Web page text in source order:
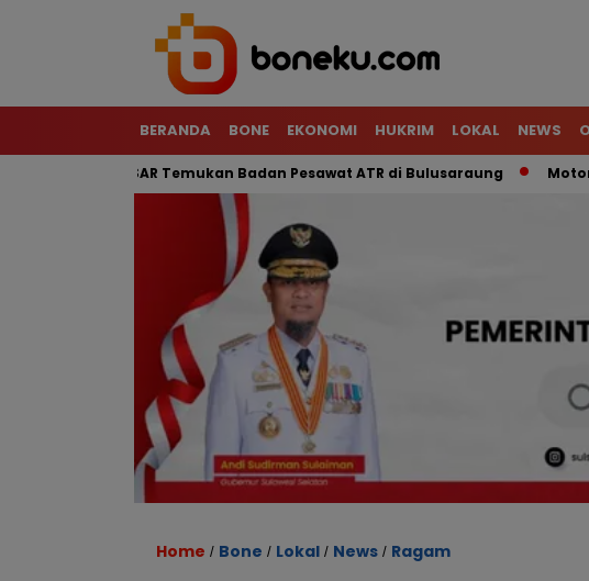
BERANDA BONE EKONOMI HUKRIM LOKAL NEWS
SAR Temukan Badan Pesawat ATR di Bulusaraung Motor Kurir Raib
Home / Bone / Lokal / News / Ragam